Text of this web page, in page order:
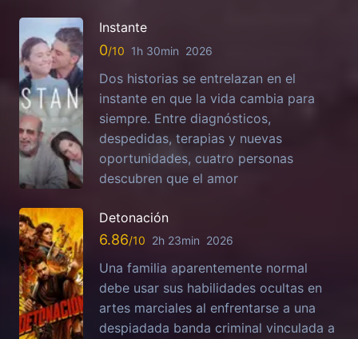
Instante
0 1h 30min 2026
Dos historias se entrelazan en el
instante en que la vida cambia para
siempre. Entre diagnósticos,
despedidas, terapias y nuevas
oportunidades, cuatro personas
descubren que el amor
Detonación
6.86 2h 23min 2026
Una familia aparentemente normal
debe usar sus habilidades ocultas en
artes marciales al enfrentarse a una
despiadada banda criminal vinculada a